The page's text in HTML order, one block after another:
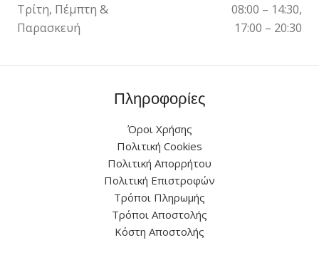
Τρίτη, Πέμπτη &
Παρασκευή
08:00 – 14:30,
17:00 – 20:30
Πληροφορίες
Όροι Χρήσης
Πολιτική Cookies
Πολιτική Απορρήτου
Πολιτική Επιστροφών
Τρόποι Πληρωμής
Τρόποι Αποστολής
Κόστη Αποστολής